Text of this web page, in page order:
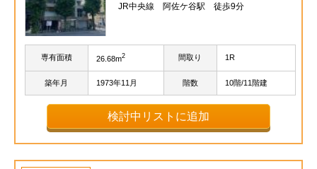
JR中央線 阿佐ケ谷駅 徒歩9分
専有面積 26.68m2 間取り 1R
築年月 1973年11月 階数 10階/11階建
検討中リストに追加